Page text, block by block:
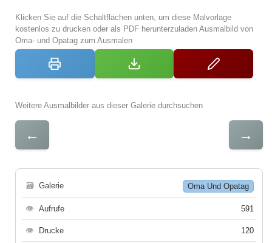
Klicken Sie auf die Schaltflächen unten, um diese Malvorlage
kostenlos zu drucken oder als PDF herunterzuladen Ausmalbild von
Oma- und Opatag zum Ausmalen
Weitere Ausmalbilder aus dieser Galerie durchsuchen
← →
🗃 Galerie Oma Und Opatag
👁 Aufrufe 591
👁 Drucke 120